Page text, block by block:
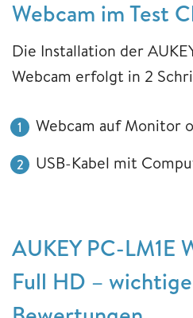
Webcam im Test
Die Installation der
Webcam erfolgt in 2
Webcam auf Monitor
USB-Kabel mit
AUKEY PC-LM1E
Full HD –